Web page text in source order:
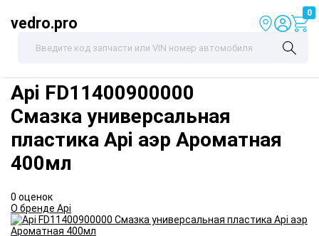
vedro.pro
0
Api FD11400900000
Смазка универсальная
пластика Api аэр Ароматная
400мл
0 оценок
О бренде Api